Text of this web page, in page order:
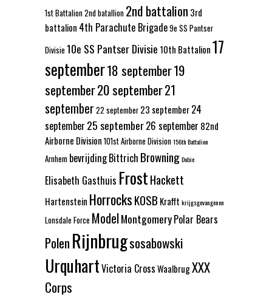
1st Battalion2nd batallion 2nd battalion 3rd
battalion 4th Parachute Brigade9e SS Pantser
Divisie 10e SS Pantser Divisie 10th Battalion17
september18 september19
september20 september21
september 22 september 23 september24
september 25 september26 september 82nd
Airborne Division 101st Airborne Division156th Battalion
Arnhem bevrijdingBittrich BrowningDobie
Elisabeth Gasthuis FrostHackett
Hartenstein HorrocksKOSB Krafft krijgsgevangenen
Lonsdale Force ModelMontgomeryPolar Bears
PolenRijnbrugsosabowski
UrquhartVictoria CrossWaalbrugXXX
Corps